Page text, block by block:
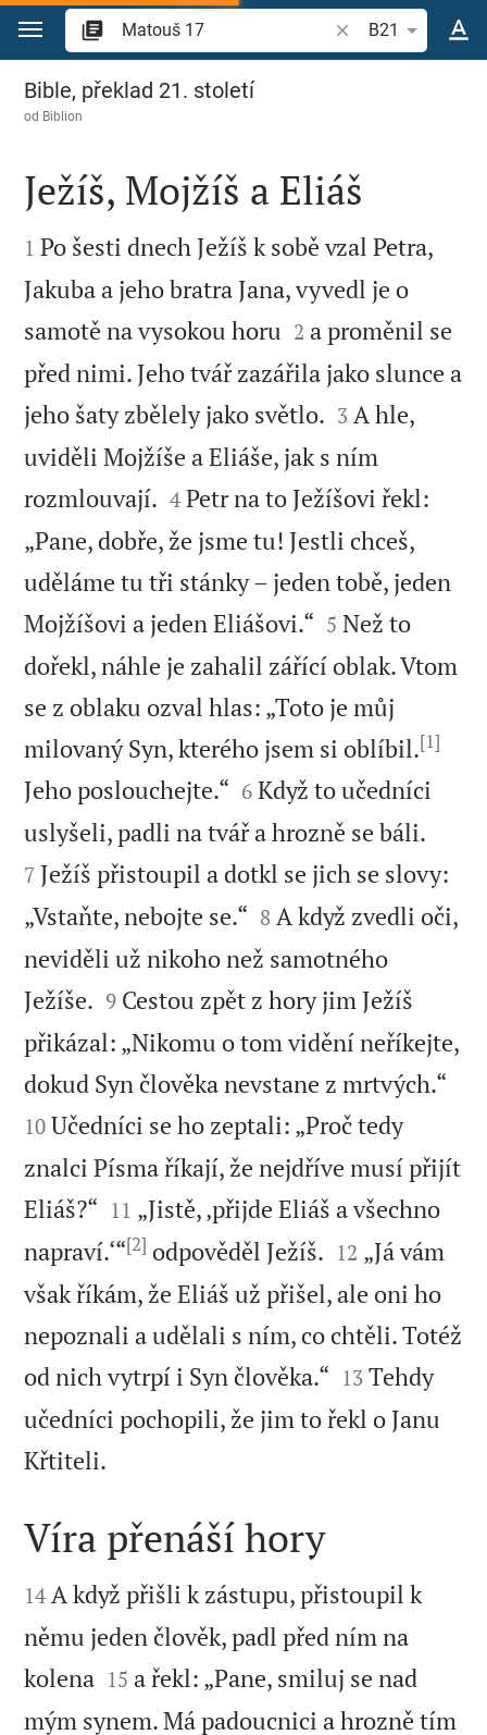
Přejít na obsah
Vyhledat biblický
B21
Matouš 17
Bible, překlad 21. století
od Biblion

Ježíš, Mojžíš a Eliáš

1 Po šesti dnech Ježíš k sobě vzal Petra,
Jakuba a jeho bratra Jana, vyvedl je o
samotě na vysokou horu 

2 a proměnil se
před nimi. Jeho tvář zazářila jako slunce a
jeho šaty zbělely jako světlo. 

3 A hle,
uviděli Mojžíše a Eliáše, jak s ním
rozmlouvají. 

4 Petr na to Ježíšovi řekl:
„Pane, dobře, že jsme tu! Jestli chceš,
uděláme tu tři stánky – jeden tobě, jeden
Mojžíšovi a jeden Eliášovi.“ 

5 Než to
dořekl, náhle je zahalil zářící oblak. Vtom
se z oblaku ozval hlas: „Toto je můj
milovaný Syn, kterého jsem si oblíbil.[1]
Jeho poslouchejte.“ 

6 Když to učedníci
uslyšeli, padli na tvář a hrozně se báli.
7 Ježíš přistoupil a dotkl se jich se slovy:
„Vstaňte, nebojte se.“ 

8 A když zvedli oči,
neviděli už nikoho než samotného
Ježíše. 

9 Cestou zpět z hory jim Ježíš
přikázal: „Nikomu o tom vidění neříkejte,
dokud Syn člověka nevstane z mrtvých.“
10 Učedníci se ho zeptali: „Proč tedy
znalci Písma říkají, že nejdříve musí přijít
Eliáš?“ 

11 „Jistě, ‚přijde Eliáš a všechno
napraví.‘“[2] odpověděl Ježíš. 

12 „Já vám
však říkám, že Eliáš už přišel, ale oni ho
nepoznali a udělali s ním, co chtěli. Totéž
od nich vytrpí i Syn člověka.“ 

13 Tehdy
učedníci pochopili, že jim to řekl o Janu
Křtiteli.

Víra přenáší hory

14 A když přišli k zástupu, přistoupil k
němu jeden člověk, padl před ním na
kolena
15 a řekl: „Pane, smiluj se nad
mým synem. Má padoucnici a hrozně tím